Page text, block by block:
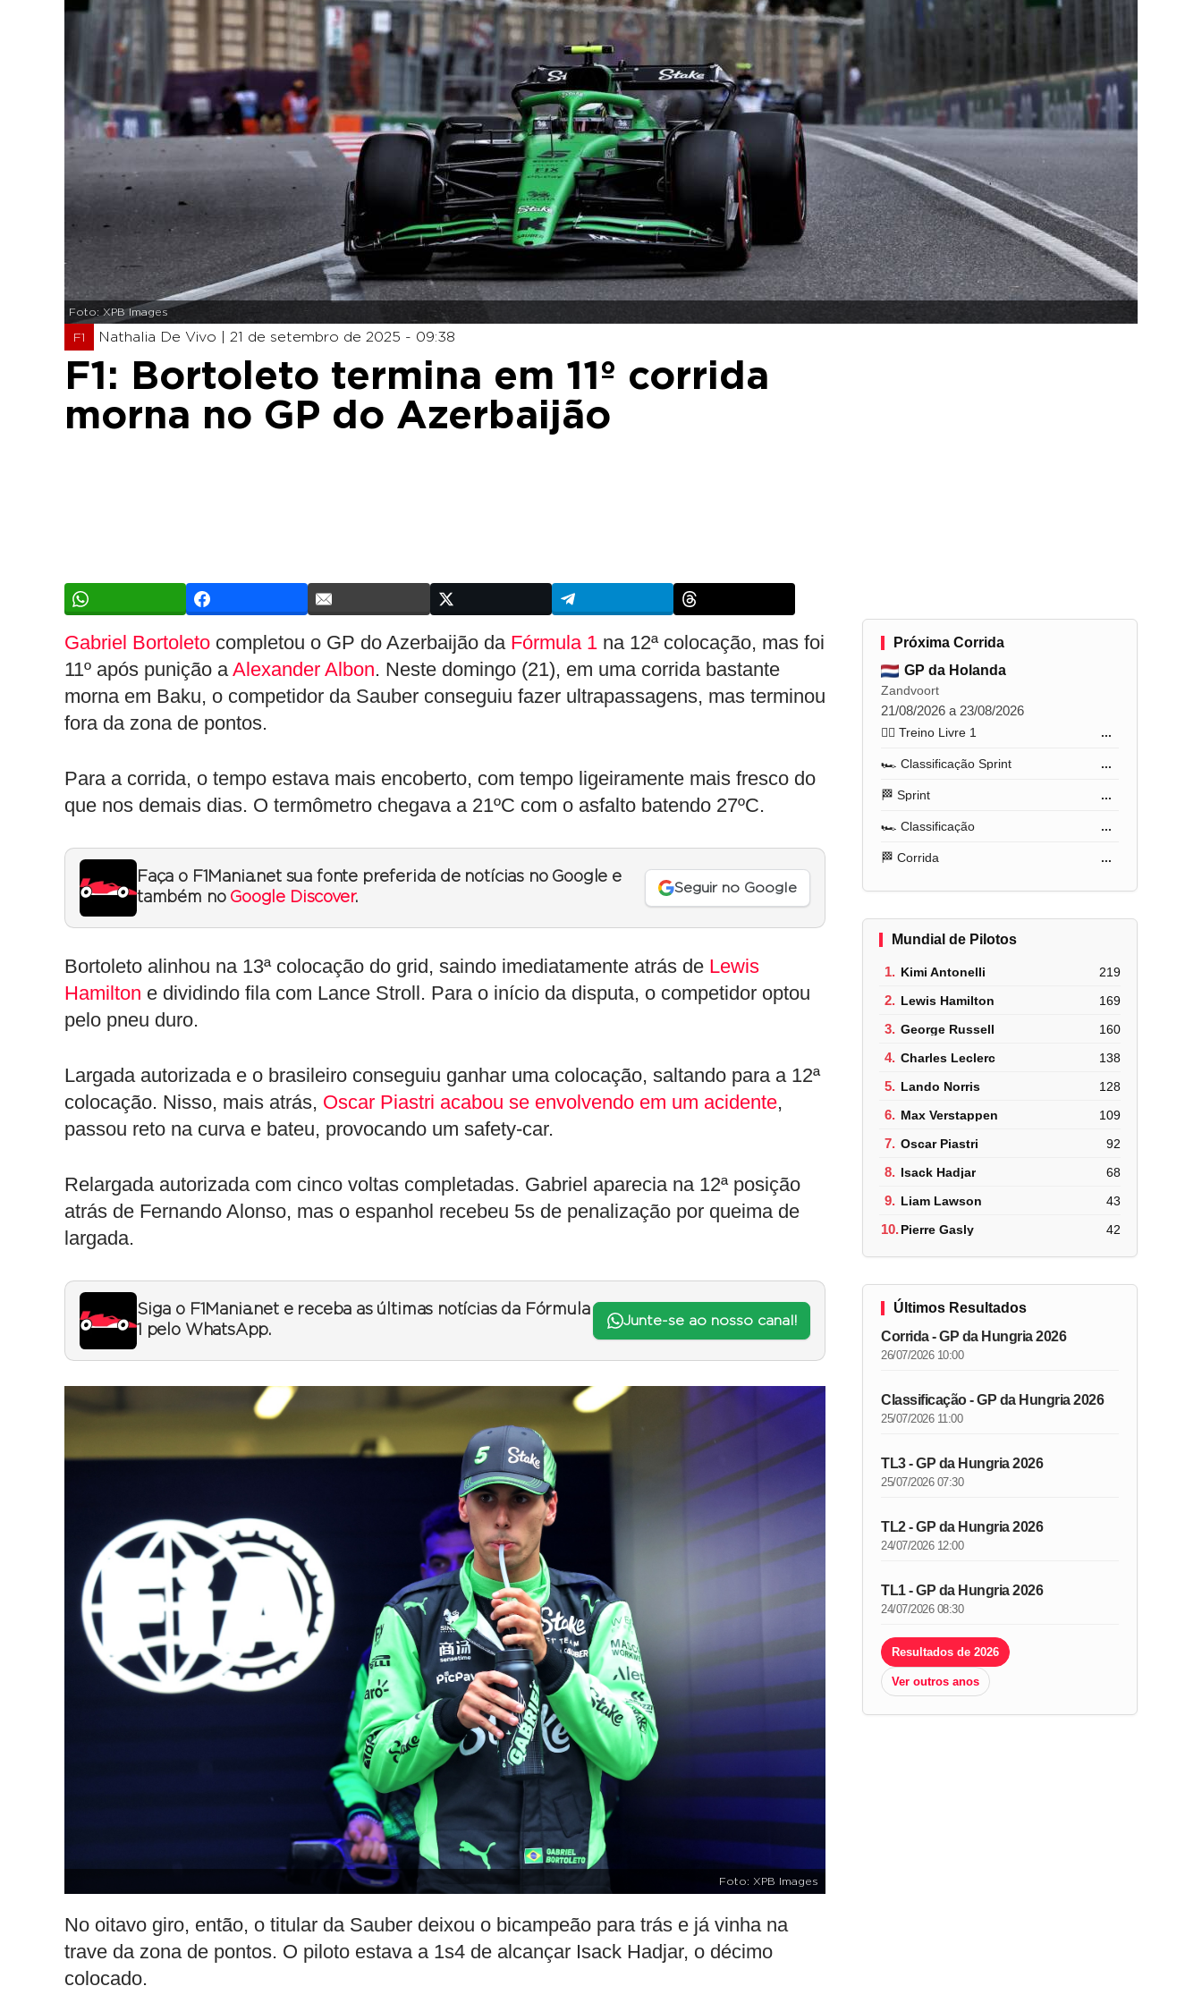
Foto: XPB Images
F1 Nathalia De Vivo | 21 de setembro de 2025 - 09:38
F1: Bortoleto termina em 11º corrida
morna no GP do Azerbaijão
Gabriel Bortoleto completou o GP do Azerbaijão da Fórmula 1 na 12ª colocação, mas foi
11º após punição aAlexander Albon. Neste domingo (21), em uma corrida bastante
morna em Baku, o competidor da Sauber conseguiu fazer ultrapassagens, mas terminou
fora da zona de pontos.
Para a corrida, o tempo estava mais encoberto, com tempo ligeiramente mais fresco do
que nos demais dias. O termômetro chegava a 21ºC com o asfalto batendo 27ºC.
Faça o F1Mania.net sua fonte preferida de notícias no Google e
também no Google Discover.
Seguir no Google
Bortoleto alinhou na 13ª colocação do grid, saindo imediatamente atrás de Lewis
Hamilton e dividindo fila com Lance Stroll. Para o início da disputa, o competidor optou
pelo pneu duro.
Largada autorizada e o brasileiro conseguiu ganhar uma colocação, saltando para a 12ª
colocação. Nisso, mais atrás, Oscar Piastri acabou se envolvendo em um acidente,
passou reto na curva e bateu, provocando um safety-car.
Relargada autorizada com cinco voltas completadas. Gabriel aparecia na 12ª posição
atrás de Fernando Alonso, mas o espanhol recebeu 5s de penalização por queima de
largada.
Siga o F1Mania.net e receba as últimas notícias da Fórmula
1 pelo WhatsApp.
Junte-se ao nosso canal!
Foto: XPB Images
No oitavo giro, então, o titular da Sauber deixou o bicampeão para trás e já vinha na
trave da zona de pontos. O piloto estava a 1s4 de alcançar Isack Hadjar, o décimo
colocado.
Próxima Corrida
GP da Holanda
Zandvoort
21/08/2026 a 23/08/2026
🏋️‍♂️ Treino Livre 1 ...
🏎️ Classificação Sprint ...
🏁 Sprint ...
🏎️ Classificação ...
🏁 Corrida ...
Mundial de Pilotos
1. Kimi Antonelli 219
2. Lewis Hamilton 169
3. George Russell 160
4. Charles Leclerc 138
5. Lando Norris 128
6. Max Verstappen 109
7. Oscar Piastri 92
8. Isack Hadjar 68
9. Liam Lawson 43
10.Pierre Gasly 42
Últimos Resultados
Corrida - GP da Hungria 2026
26/07/2026 10:00
Classificação - GP da Hungria 2026
25/07/2026 11:00
TL3 - GP da Hungria 2026
25/07/2026 07:30
TL2 - GP da Hungria 2026
24/07/2026 12:00
TL1 - GP da Hungria 2026
24/07/2026 08:30
Resultados de 2026
Ver outros anos